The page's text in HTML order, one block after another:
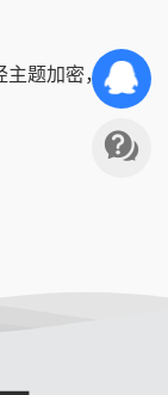
题加密，直接